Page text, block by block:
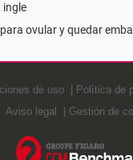
ingle
ovular y quedar
de uso Política de
Aviso legal
Gestión de